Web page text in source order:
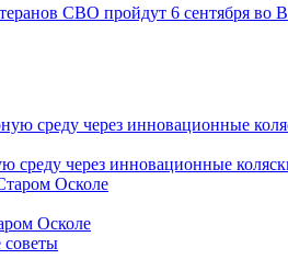
СВО пройдут 6 сентября во
среду через инновационные
Осколе